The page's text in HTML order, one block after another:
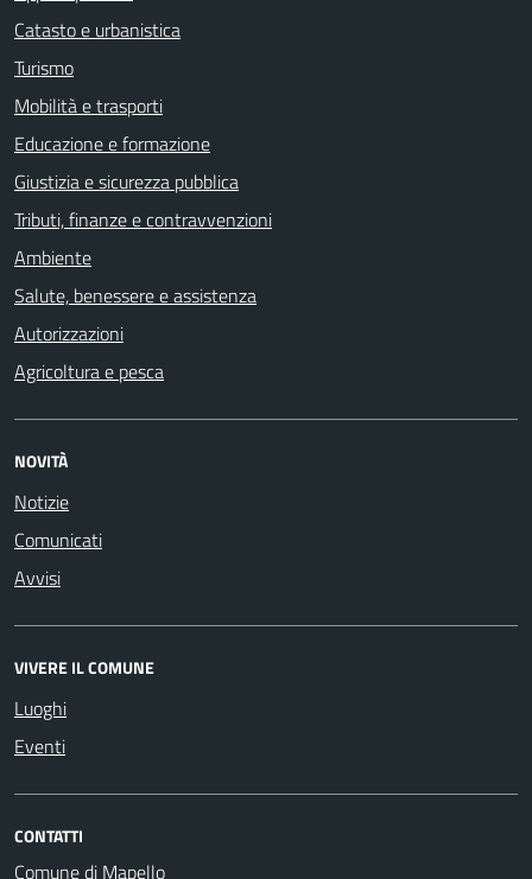
Catasto e urbanistica
Turismo
Mobilità e trasporti
Educazione e formazione
Giustizia e sicurezza pubblica
Tributi, finanze e contravvenzioni
Ambiente
Salute, benessere e assistenza
Autorizzazioni
Agricoltura e pesca
NOVITÀ
Notizie
Comunicati
Avvisi
VIVERE IL COMUNE
Luoghi
Eventi
CONTATTI
Comune di Mapello